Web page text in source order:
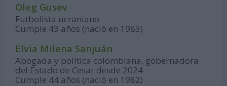
Oleg Gusev
Futbolista ucraniano
Cumple 43 años (nació en 1983)
Elvia Milena Sanjuán
Abogada y política colombiana, gobernadora
del Estado de Cesar desde 2024
Cumple 44 años (nació en 1982)